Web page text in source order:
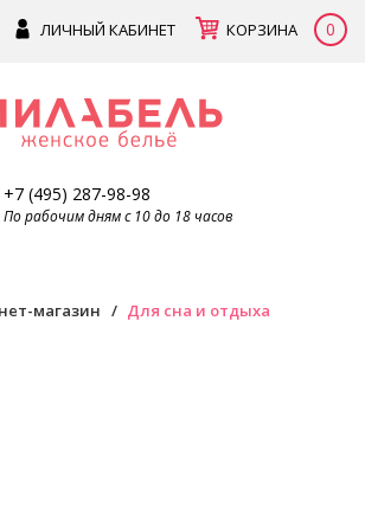
ЛИЧНЫЙ КАБИНЕТ КОРЗИНА 0
+7 (495) 287-98-98
По рабочим дням с 10 до 18 часов
магазин Для сна и отдыха